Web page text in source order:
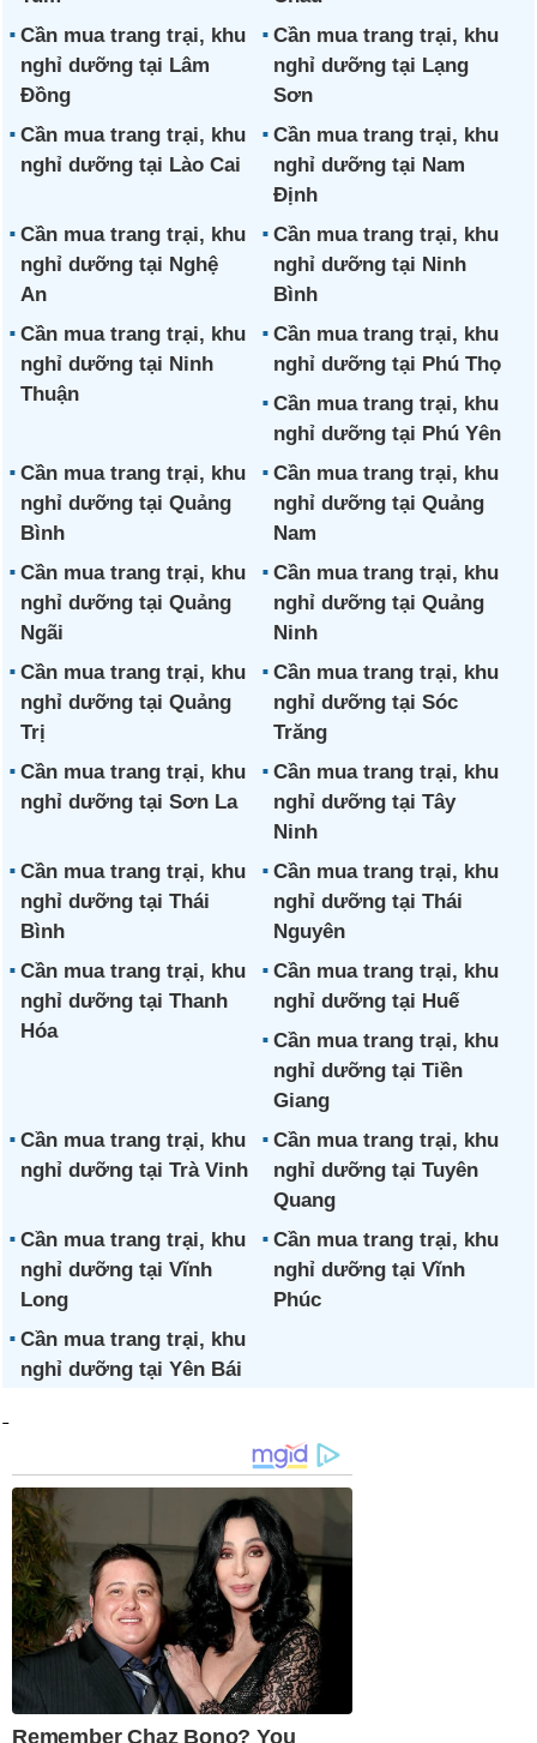
Cần mua trang trại, khu
nghỉ dưỡng tại Lâm
Đồng
Cần mua trang trại, khu
nghỉ dưỡng tại Lạng
Sơn
Cần mua trang trại, khu
nghỉ dưỡng tại Lào Cai
Cần mua trang trại, khu
nghỉ dưỡng tại Nam
Định
Cần mua trang trại, khu
nghỉ dưỡng tại Nghệ
An
Cần mua trang trại, khu
nghỉ dưỡng tại Ninh
Bình
Cần mua trang trại, khu
nghỉ dưỡng tại Ninh
Thuận
Cần mua trang trại, khu
nghỉ dưỡng tại Phú Thọ
Cần mua trang trại, khu
nghỉ dưỡng tại Phú Yên
Cần mua trang trại, khu
nghỉ dưỡng tại Quảng
Bình
Cần mua trang trại, khu
nghỉ dưỡng tại Quảng
Nam
Cần mua trang trại, khu
nghỉ dưỡng tại Quảng
Ngãi
Cần mua trang trại, khu
nghỉ dưỡng tại Quảng
Ninh
Cần mua trang trại, khu
nghỉ dưỡng tại Quảng
Trị
Cần mua trang trại, khu
nghỉ dưỡng tại Sóc
Trăng
Cần mua trang trại, khu
nghỉ dưỡng tại Sơn La
Cần mua trang trại, khu
nghỉ dưỡng tại Tây
Ninh
Cần mua trang trại, khu
nghỉ dưỡng tại Thái
Bình
Cần mua trang trại, khu
nghỉ dưỡng tại Thái
Nguyên
Cần mua trang trại, khu
nghỉ dưỡng tại Thanh
Hóa
Cần mua trang trại, khu
nghỉ dưỡng tại Huế
Cần mua trang trại, khu
nghỉ dưỡng tại Tiền
Giang
Cần mua trang trại, khu
nghỉ dưỡng tại Trà Vinh
Cần mua trang trại, khu
nghỉ dưỡng tại Tuyên
Quang
Cần mua trang trại, khu
nghỉ dưỡng tại Vĩnh
Long
Cần mua trang trại, khu
nghỉ dưỡng tại Vĩnh
Phúc
Cần mua trang trại, khu
nghỉ dưỡng tại Yên Bái